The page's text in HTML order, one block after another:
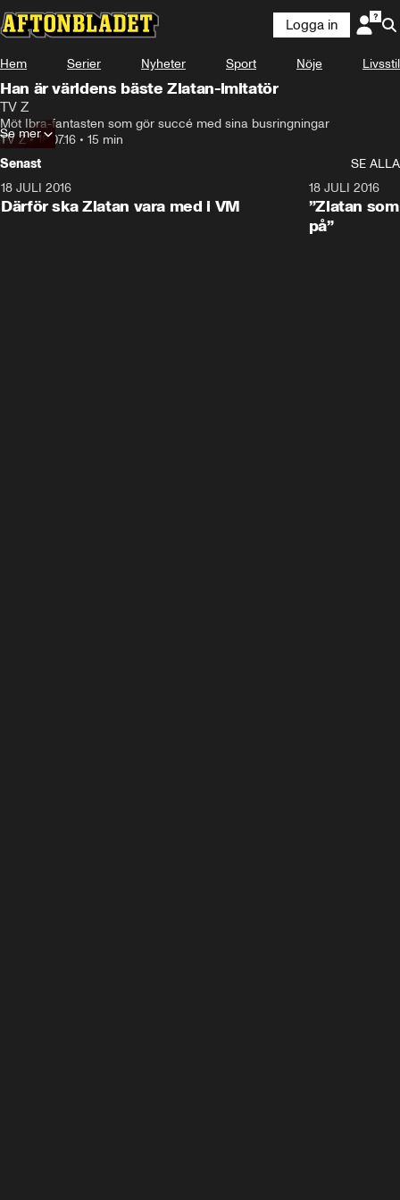
Logga in
Hem Serier Nyheter Sport Nöje Livsstil
Han är världens bäste Zlatan-imitatör
TV Z
Möt Ibra-fantasten som gör succé med sina busringningar
TV Z•18.07.16 • 15 min
Se mer
Senast
SE ALLA
18 JULI 2016
Därför ska Zlatan vara med i VM
18 JULI 2016
”Zlatan
på”